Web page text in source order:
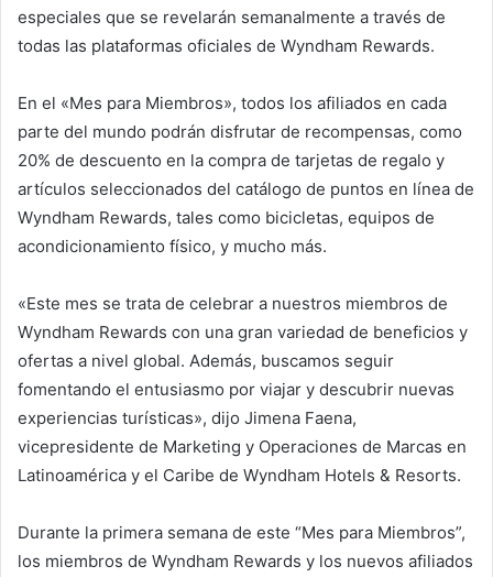
especiales que se revelarán semanalmente a través de
todas las plataformas oficiales de Wyndham Rewards.
En el «Mes para Miembros», todos los afiliados en cada
parte del mundo podrán disfrutar de recompensas, como
20% de descuento en la compra de tarjetas de regalo y
artículos seleccionados del catálogo de puntos en línea de
Wyndham Rewards, tales como bicicletas, equipos de
acondicionamiento físico, y mucho más.
«Este mes se trata de celebrar a nuestros miembros de
Wyndham Rewards con una gran variedad de beneficios y
ofertas a nivel global. Además, buscamos seguir
fomentando el entusiasmo por viajar y descubrir nuevas
experiencias turísticas», dijo Jimena Faena,
vicepresidente de Marketing y Operaciones de Marcas en
Latinoamérica y el Caribe de Wyndham Hotels & Resorts.
Durante la primera semana de este “Mes para Miembros”,
los miembros de Wyndham Rewards y los nuevos afiliados